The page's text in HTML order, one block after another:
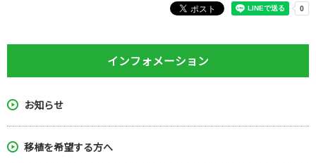
インフォメーション
お知らせ
移植を希望する方へ